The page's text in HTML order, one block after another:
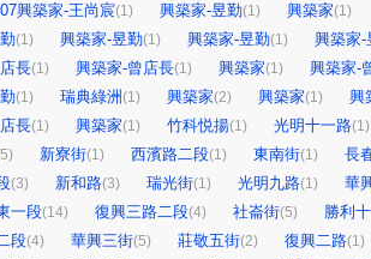
興築家-王尚宸(1) 興築家-昱勤(1) 興築家(1)
(1) 興築家-昱勤(1) 興築家-昱勤(1)
興築家-
長(1) 興築家-曾店長(1) 興築家(1)
興築家-
(1) 瑞典綠洲 (1) 興築家(2) 興築家(1)
興
長(1) 興築家(1) 竹科悦揚(1) 光明十一路(1)
新寮街(1) 西濱路二段(1) 東南街(1)
長
(3) 新和路(3) 瑞光街(1) 光明九路(1)
華
一段(14) 復興三路二段(4) 社崙街(5)
勝利
段(4) 華興三街(5) 莊敬五街(2) 復興二路(1)